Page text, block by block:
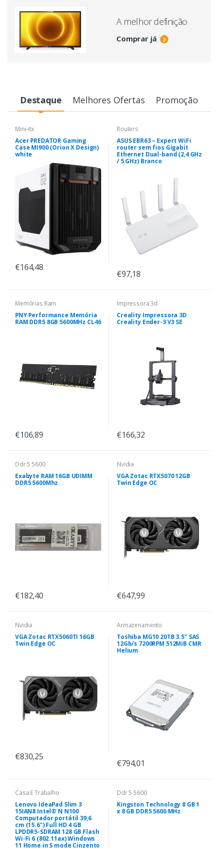
A melhor definição
Comprar já
Destaque Melhores Ofertas Promoção
Mini-itx
Acer PREDATOR Gaming
Case MI900 (Orion X Design)
white
€164,48
Routers
ASUS EBR63 – Expert WiFi
router sem fios Gigabit
Ethernet Dual-band (2,4 GHz
/ 5 GHz) Branco
€97,18
Memórias Ram
PNY Performance Memória
RAM DDR5 8GB 5600MHz CL46
€106,89
Impressora 3d
Creality Impressora 3D
Creality Ender-3 V3 SE
€166,32
Ddr 5 5600
Exabyte RAM 16GB UDIMM
DDR5 5600Mhz
€182,40
Nvidia
VGA Zotac RTX5070 12GB
Twin Edge OC
€647,99
Nvidia
VGA Zotac RTX5060TI 16GB
Twin Edge OC
€830,25
Armazenamento
Toshiba MG10 20TB 3.5" SAS
12Gb/s 7200RPM 512MiB CMR
Helium
€794,01
Casa E Trabalho
Lenovo IdeaPad Slim 3
15IAN8 Intel® N N100
Computador portátil 39,6
cm (15.6") Full HD 4 GB
LPDDR5-SDRAM 128 GB Flash
Wi-Fi 6 (802.11ax) Windows
11 Home in S mode Cinzento
Ddr 5 5600
Kingston Technology 8 GB 1
x 8 GB DDR5 5600 MHz